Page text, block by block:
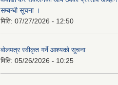
सम्बन्धी सूचना ।
मिति: 07/27/2026 - 12:50
बोलपत्र स्वीकृत गर्ने आश्यको सूचना
मिति: 05/26/2026 - 10:25